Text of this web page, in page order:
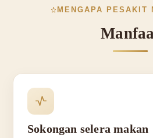
MENGAPA PESAKIT
Sokongan selera makan